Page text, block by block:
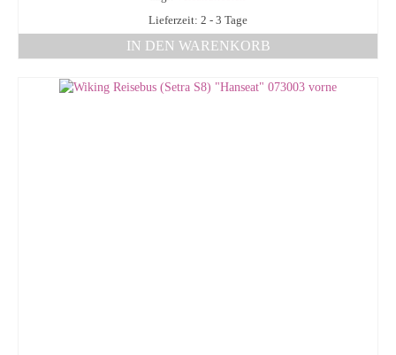
Lieferzeit: 2 - 3 Tage
IN DEN WARENKORB